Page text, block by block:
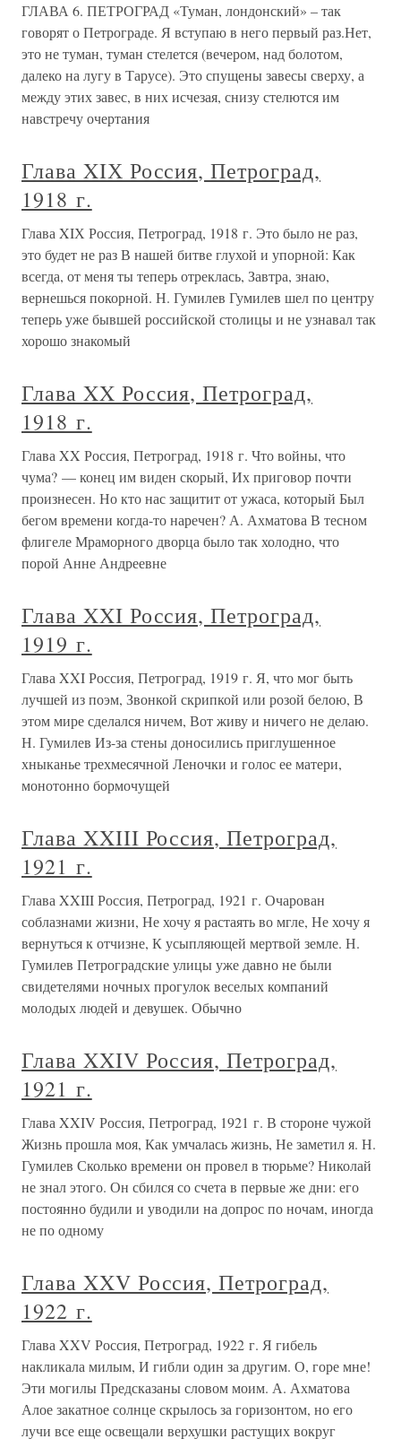
ГЛАВА 6. ПЕТРОГРАД «Туман, лондонский» – так
говорят о Петрограде. Я вступаю в него первый раз.Нет,
это не туман, туман стелется (вечером, над болотом,
далеко на лугу в Тарусе). Это спущены завесы сверху, а
между этих завес, в них исчезая, снизу стелются им
навстречу очертания
Глава XIХ Россия, Петроград,
1918 г.
Глава XIХ Россия, Петроград, 1918 г. Это было не раз,
это будет не раз В нашей битве глухой и упорной: Как
всегда, от меня ты теперь отреклась, Завтра, знаю,
вернешься покорной. Н. Гумилев Гумилев шел по центру
теперь уже бывшей российской столицы и не узнавал так
хорошо знакомый
Глава XX Россия, Петроград,
1918 г.
Глава XX Россия, Петроград, 1918 г. Что войны, что
чума? — конец им виден скорый, Их приговор почти
произнесен. Но кто нас защитит от ужаса, который Был
бегом времени когда-то наречен? А. Ахматова В тесном
флигеле Мраморного дворца было так холодно, что
порой Анне Андреевне
Глава XXI Россия, Петроград,
1919 г.
Глава XXI Россия, Петроград, 1919 г. Я, что мог быть
лучшей из поэм, Звонкой скрипкой или розой белою, В
этом мире сделался ничем, Вот живу и ничего не делаю.
Н. Гумилев Из-за стены доносились приглушенное
хныканье трехмесячной Леночки и голос ее матери,
монотонно бормочущей
Глава XXIII Россия, Петроград,
1921 г.
Глава XXIII Россия, Петроград, 1921 г. Очарован
соблазнами жизни, Не хочу я растаять во мгле, Не хочу я
вернуться к отчизне, К усыпляющей мертвой земле. Н.
Гумилев Петроградские улицы уже давно не были
свидетелями ночных прогулок веселых компаний
молодых людей и девушек. Обычно
Глава XXIV Россия, Петроград,
1921 г.
Глава XXIV Россия, Петроград, 1921 г. В стороне чужой
Жизнь прошла моя, Как умчалась жизнь, Не заметил я. Н.
Гумилев Сколько времени он провел в тюрьме? Николай
не знал этого. Он сбился со счета в первые же дни: его
постоянно будили и уводили на допрос по ночам, иногда
не по одному
Глава XXV Россия, Петроград,
1922 г.
Глава XXV Россия, Петроград, 1922 г. Я гибель
накликала милым, И гибли один за другим. О, горе мне!
Эти могилы Предсказаны словом моим. А. Ахматова
Алое закатное солнце скрылось за горизонтом, но его
лучи все еще освещали верхушки растущих вокруг